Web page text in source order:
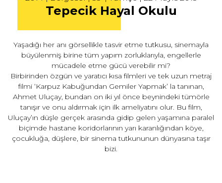
Tepecik Hayal Okulu
Yaşadığı her anı görsellikle tasvir etme tutkusu, sinemayla
büyülenmiş birine tüm yapım zorluklarıyla, engellerle
mücadele etme gücü verebilir mi?
Birbirinden özgün ve yaratıcı kısa filmleri ve tek uzun metraj
filmi ‘Karpuz Kabuğundan Gemiler Yapmak’ la tanınan,
Ahmet Uluçay, bundan on iki yıl önce beynindeki tümörle
tanışır ve onu aldırmak için ilk ameliyatını olur. Bu film,
Uluçay’ın düşle gerçek arasında gidip gelen yaşamına paralel
biçimde hastane koridorlarının yarı karanlığından köye,
çocukluğa, düşlere, bir sinema tutkununun dünyasına taşır
bizi.